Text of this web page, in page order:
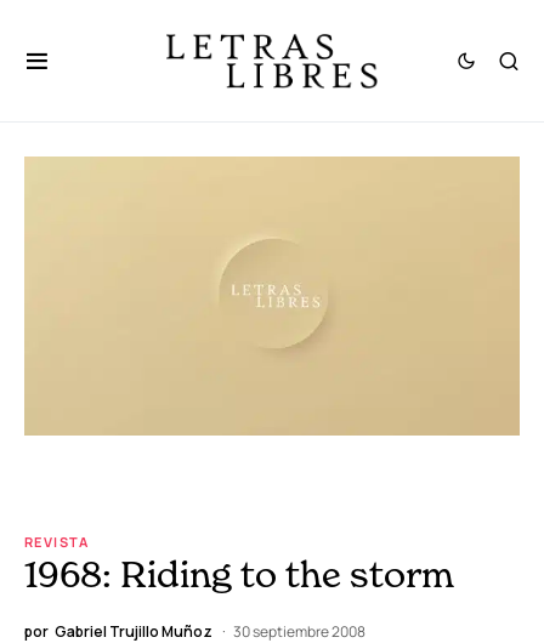
REVISTA
1968: Riding to the storm
por Gabriel Trujillo Muñoz 30 septiembre 2008